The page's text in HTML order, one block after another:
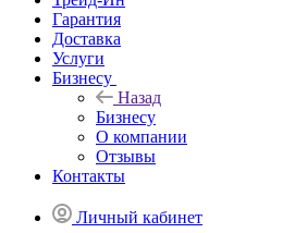
Гарантия
Доставка
Услуги
Бизнесу
Назад
Бизнесу
О компании
Отзывы
Контакты
Личный кабинет